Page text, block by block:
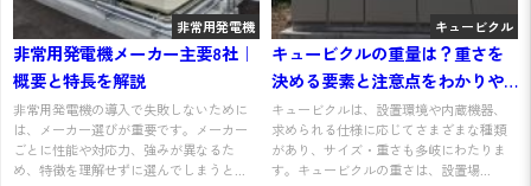
非常用発電機
非常用発電機メーカー主要8社｜
概要と特長を解説
非常用発電機の導入で失敗しないために
は、メーカー選びが重要です。メーカー
ごとに性能や対応力、強みが異なるた
め、特徴を理解せずに選んでしまうと...
キュービクル
キュービクルの重量は？重さを
決める要素と注意点をわかりや
すく解説
キュービクルは、設置環境や内蔵機器、
求められる仕様に応じてさまざまな種類
があり、サイズ・重さも多岐にわたりま
す。キュービクルの重さは、設置場...